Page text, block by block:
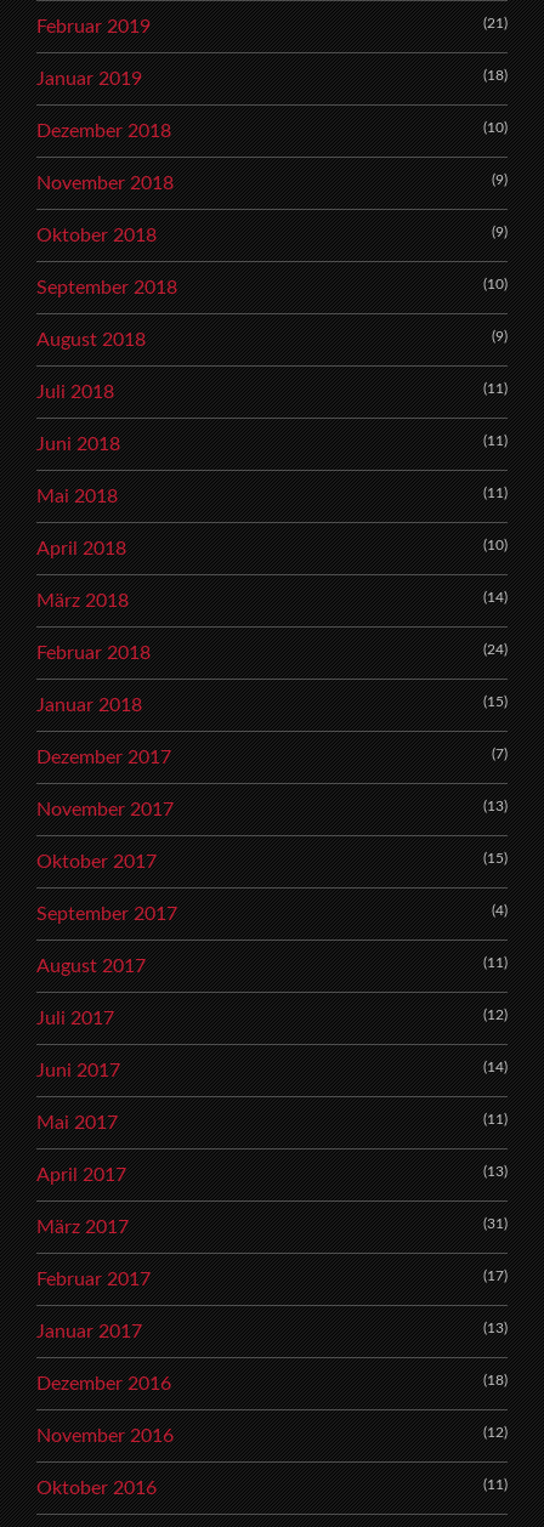
Februar 2019 (21)
Januar 2019 (18)
Dezember 2018 (10)
November 2018 (9)
Oktober 2018 (9)
September 2018 (10)
August 2018 (9)
Juli 2018 (11)
Juni 2018 (11)
Mai 2018 (11)
April 2018 (10)
März 2018 (14)
Februar 2018 (24)
Januar 2018 (15)
Dezember 2017 (7)
November 2017 (13)
Oktober 2017 (15)
September 2017 (4)
August 2017 (11)
Juli 2017 (12)
Juni 2017 (14)
Mai 2017 (11)
April 2017 (13)
März 2017 (31)
Februar 2017 (17)
Januar 2017 (13)
Dezember 2016 (18)
November 2016 (12)
Oktober 2016 (11)